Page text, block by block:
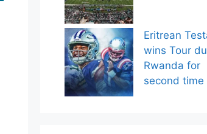
Eritrean
wins Tour du
Rwanda for
second time